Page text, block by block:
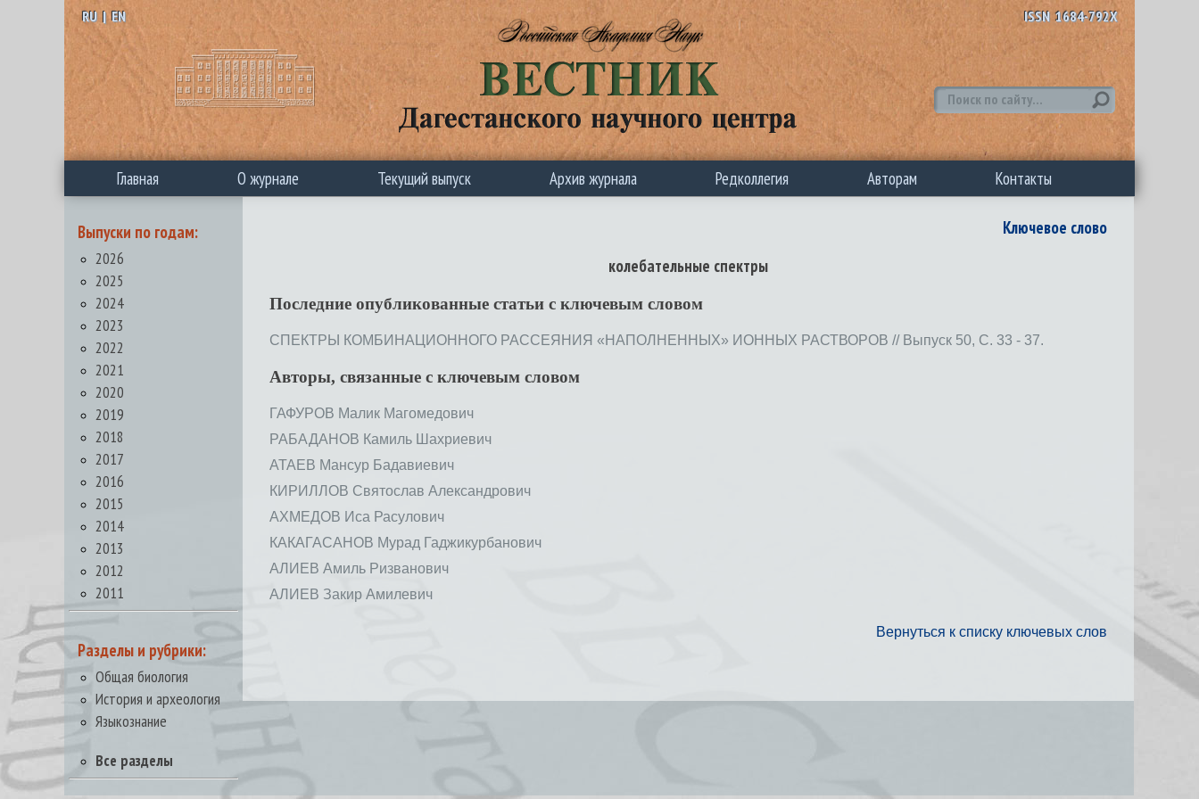
RU | EN ISSN 1684-792X
Главная О журнале Текущий выпуск Архив журнала Редколлегия Авторам Контакты
Выпуски по годам:
2026
2025
2024
2023
2022
2021
2020
2019
2018
2017
2016
2015
2014
2013
2012
2011
Разделы и рубрики:
Общая биология
История и археология
Языкознание
Все разделы
Ключевое слово
колебательные спектры
Последние опубликованные статьи c ключевым словом
СПЕКТРЫ КОМБИНАЦИОННОГО РАССЕЯНИЯ «НАПОЛНЕННЫХ» ИОННЫХ РАСТВОРОВ // Выпуск 50, С. 33 - 37.
Авторы, связанные с ключевым словом
ГАФУРОВ Малик Магомедович
РАБАДАНОВ Камиль Шахриевич
АТАЕВ Мансур Бадавиевич
КИРИЛЛОВ Святослав Александрович
АХМЕДОВ Иса Расулович
КАКАГАСАНОВ Мурад Гаджикурбанович
АЛИЕВ Амиль Ризванович
АЛИЕВ Закир Амилевич
Вернуться к списку ключевых слов